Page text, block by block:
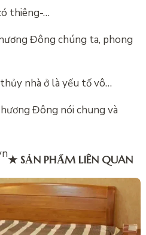
thiêng-…
Đông chúng ta, phong
nhà ở là yếu tố vô…
Đông nói chung và
★ SẢN PHẨM LIÊN QUAN